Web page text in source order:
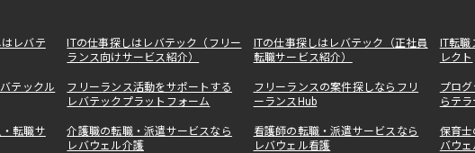
レバテ
ITの仕事探しはレバテック（フリー
ランス向けサービス紹介）
ITの仕事探しはレバテック（正社員
転職サービス紹介）
IT転
レクト
テックル
フリーランス活動をサポートする
レバテックプラットフォーム
フリーランスの案件探しならフリ
ーランスHub
プロ
らテ
転職サ
介護職の転職・派遣サービスなら
レバウェル介護
看護師の転職・派遣サービスなら
レバウェル看護
保育
バウ